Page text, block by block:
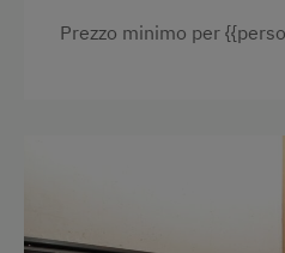
Prezzo minimo per